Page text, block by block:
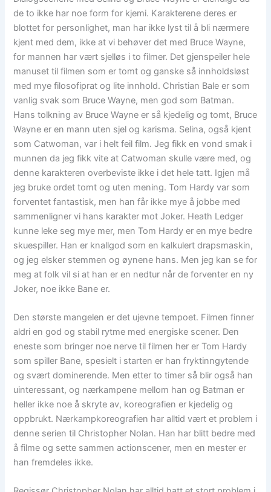
de to ikke har noe form for kjemi. Karakterene deres er
blottet for personlighet, man har ikke lyst til å bli nærmere
kjent med dem, ikke at vi behøver det med Bruce Wayne,
for mannen har vært sjelløs i to filmer. Det gjenspeiler hele
manuset til filmen som er tomt og ganske så innholdsløst
med mye filosofiprat og lite innhold. Christian Bale er som
vanlig svak som Bruce Wayne, men god som Batman.
Hans tolkning av Bruce Wayne er så kjedelig og tomt, Bruce
Wayne er en mann uten sjel og karisma. Selina, også kjent
som Catwoman, var i helt feil film. Jeg fikk en vond smak i
munnen da jeg fikk vite at Catwoman skulle være med, og
denne karakteren overbeviste ikke i det hele tatt. Igjen må
jeg bruke ordet tomt og uten mening. Tom Hardy var som
forventet fantastisk, men han får ikke mye å jobbe med
sammenligner vi hans karakter mot Joker. Heath Ledger
kunne leke seg mye mer, men Tom Hardy er en mye bedre
skuespiller. Han er knallgod som en kalkulert drapsmaskin,
og jeg elsker stemmen og øynene hans. Men jeg kan se for
meg at folk vil si at han er en nedtur når de forventer en ny
Joker, noe ikke Bane er.
Den største mangelen er det ujevne tempoet. Filmen finner
aldri en god og stabil rytme med energiske scener. Den
eneste som bringer noe nerve til filmen her er Tom Hardy
som spiller Bane, spesielt i starten er han fryktinngytende
og svært dominerende. Men etter to timer så blir også han
uinteressant, og nærkampene mellom han og Batman er
heller ikke noe å skryte av, koreografien er kjedelig og
oppbrukt. Nærkampkoreografien har alltid vært et problem i
denne serien til Christopher Nolan. Han har blitt bedre med
å filme og sette sammen actionscener, men en mester er
han fremdeles ikke.